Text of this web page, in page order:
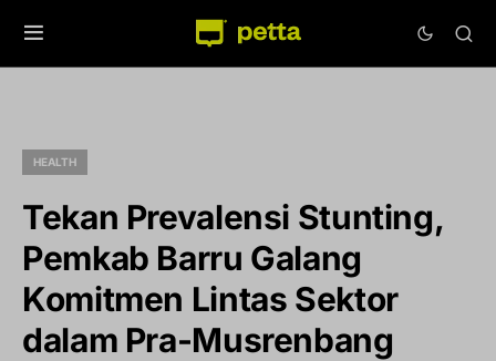
HEALTH
Tekan Prevalensi Stunting,
Pemkab Barru Galang
Komitmen Lintas Sektor
dalam Pra-Musrenbang